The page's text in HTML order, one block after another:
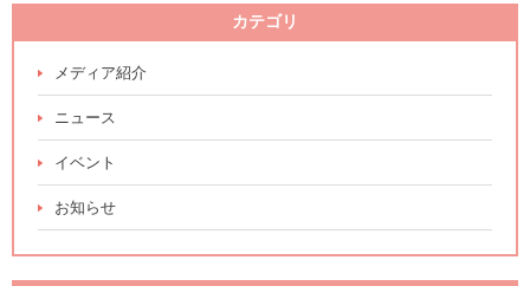
カテゴリ
メディア紹介
ニュース
イベント
お知らせ